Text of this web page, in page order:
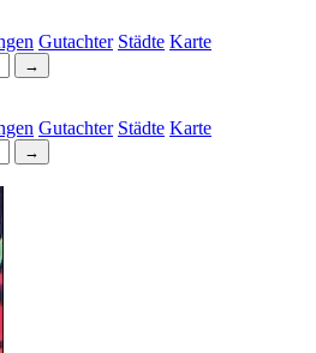
Gutachter Städte Karte
→
Gutachter Städte Karte
→